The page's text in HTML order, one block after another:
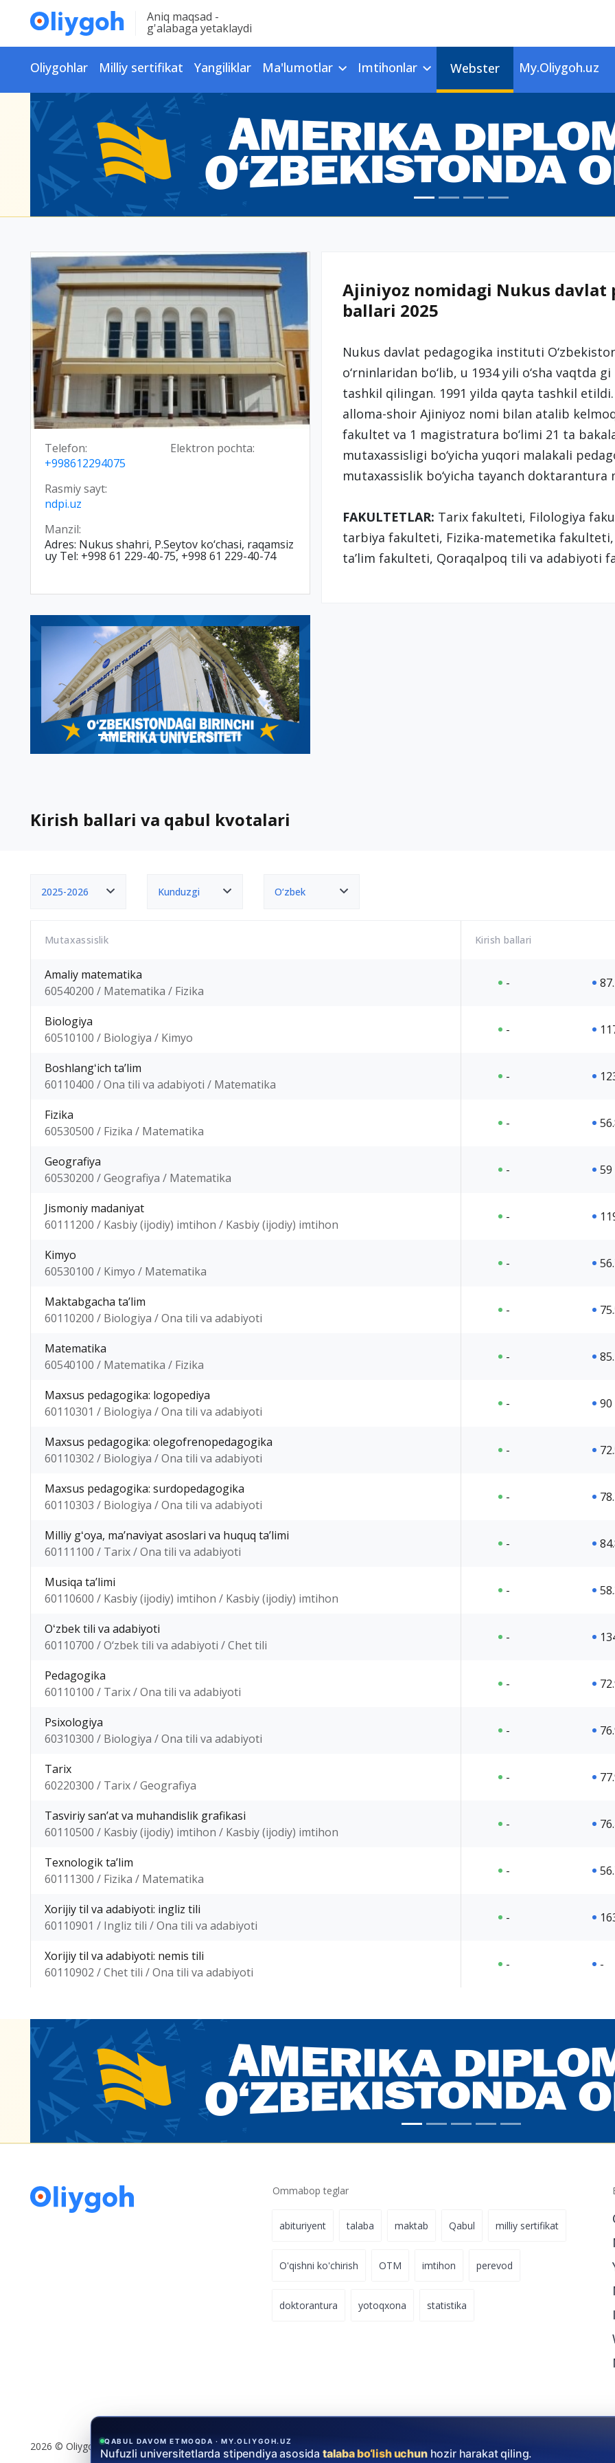
Aniq maqsad -
g'alabaga yetaklaydi
Oliygohlar Milliy sertifikat Yangiliklar Ma'lumotlar Imtihonlar Webster My.Oliygoh.uz
Telefon:
+998612294075
Elektron pochta:
Rasmiy sayt:
ndpi.uz
Manzil:
Adres: Nukus shahri, P.Seytov ko‘chasi, raqamsiz
uy Tel: +998 61 229-40-75, +998 61 229-40-74
Ajiniyoz nomidagi Nukus
ballari 2025
Nukus davlat pedagogika instituti
o‘rninlaridan bo‘lib, u 1934 yili o‘sha vaqtda
tashkil qilingan. 1991 yilda qayta tashkil
alloma-shoir Ajiniyoz nomi bilan atalib
fakultet va 1 magistratura bo‘limi 21 ta
mutaxassisligi bo‘yicha yuqori malakali
mutaxassislik bo‘yicha tayanch doktarantura
FAKULTETLAR: Tarix fakulteti, Filologiya
tarbiya fakulteti, Fizika-matemetika fakulteti,
ta’lim fakulteti, Qoraqalpoq tili va adabiyoti
Kirish ballari va qabul kvotalari
2025-2026 Kunduzgi O‘zbek
Mutaxassislik Kirish ballari
Amaliy matematika
60540200 / Matematika / Fizika
-
Biologiya
60510100 / Biologiya / Kimyo
-
Boshlangʻich taʼlim
60110400 / Ona tili va adabiyoti / Matematika
-
Fizika
60530500 / Fizika / Matematika
-
Geografiya
60530200 / Geografiya / Matematika
- 59
Jismoniy madaniyat
60111200 / Kasbiy (ijodiy) imtihon / Kasbiy (ijodiy) imtihon
-
Kimyo
60530100 / Kimyo / Matematika
-
Maktabgacha taʼlim
60110200 / Biologiya / Ona tili va adabiyoti
-
Matematika
60540100 / Matematika / Fizika
-
Maxsus pedagogika: logopediya
60110301 / Biologiya / Ona tili va adabiyoti
- 90
Maxsus pedagogika: olegofrenopedagogika
60110302 / Biologiya / Ona tili va adabiyoti
-
Maxsus pedagogika: surdopedagogika
60110303 / Biologiya / Ona tili va adabiyoti
-
Milliy gʻoya, maʼnaviyat asoslari va huquq taʼlimi
60111100 / Tarix / Ona tili va adabiyoti
-
Musiqa taʼlimi
60110600 / Kasbiy (ijodiy) imtihon / Kasbiy (ijodiy) imtihon
-
Oʻzbek tili va adabiyoti
60110700 / O‘zbek tili va adabiyoti / Chet tili
-
Pedagogika
60110100 / Tarix / Ona tili va adabiyoti
-
Psixologiya
60310300 / Biologiya / Ona tili va adabiyoti
-
Tarix
60220300 / Tarix / Geografiya
-
Tasviriy sanʼat va muhandislik grafikasi
60110500 / Kasbiy (ijodiy) imtihon / Kasbiy (ijodiy) imtihon
-
Texnologik taʼlim
60111300 / Fizika / Matematika
-
Xorijiy til va adabiyoti: ingliz tili
60110901 / Ingliz tili / Ona tili va adabiyoti
-
Xorijiy til va adabiyoti: nemis tili
60110902 / Chet tili / Ona tili va adabiyoti
- -
Ommabop teglar
abituriyent talaba maktab Qabul milliy sertifikat
O'qishni ko'chirish OTM imtihon perevod
doktorantura yotoqxona statistika
2026 © Oliygoh.uz, Barcha huquqlar himoyalangan
QABUL DAVOM ETMOQDA · MY.OLIYGOH.UZ
Nufuzli universitetlarda stipendiya asosida talaba bo‘lish uchunhozir harakat qiling.